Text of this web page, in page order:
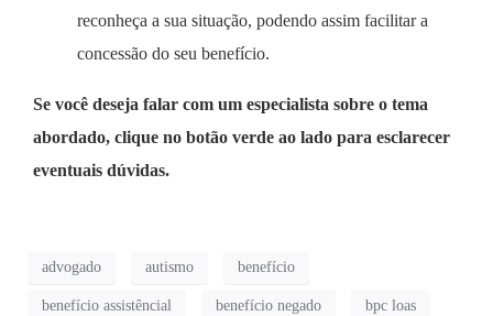
reconheça a sua situação, podendo assim facilitar a
concessão do seu benefício.
Se você deseja falar com um especialista sobre o tema
abordado, clique no botão verde ao lado para esclarecer
eventuais dúvidas.
advogado autismo benefício
benefício assistêncial benefício negado bpc loas